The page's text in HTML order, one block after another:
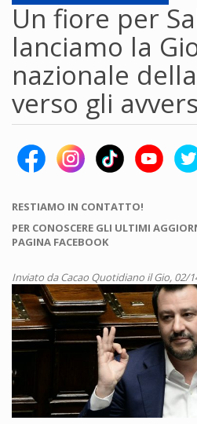
Un fiore per
lanciamo la
nazionale
verso gli
RESTIAMO IN CONTATTO!
PER CONOSCERE GLI ULTIMI
PAGINA FACEBOOK
Inviato daCacao Quotidiano il Gio, 02/